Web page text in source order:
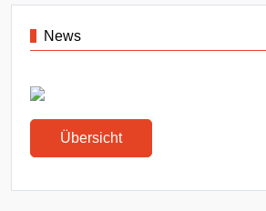
News
Übersicht